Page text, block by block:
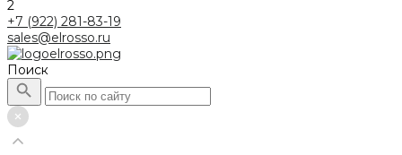
2
+7 (922) 281-83-19
sales@elrosso.ru
Поиск